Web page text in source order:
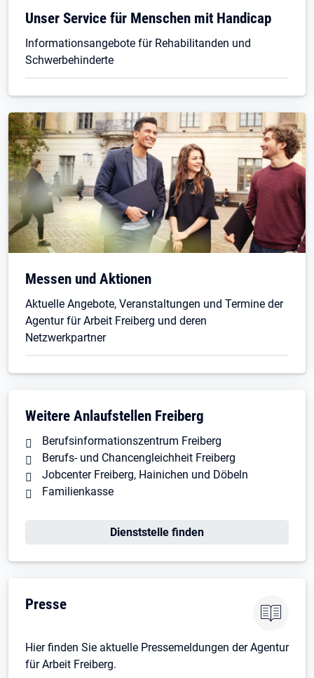
Öffnet in neuem Tab
Unser Service für Menschen mit Handicap
Informationsangebote für Rehabilitanden und
Schwerbehinderte
Öffnet in neuem Tab
Messen und Aktionen
Aktuelle Angebote, Veranstaltungen und Termine der
Agentur für Arbeit Freiberg und deren
Netzwerkpartner
Weitere Anlaufstellen Freiberg
Berufsinformationszentrum Freiberg
Berufs- und Chancengleichheit Freiberg
Jobcenter Freiberg, Hainichen und Döbeln
Familienkasse
Dienststelle finden
Öffnet in neuem Tab
Presse
Hier finden Sie aktuelle Pressemeldungen der Agentur
für Arbeit Freiberg.